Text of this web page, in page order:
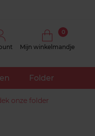
Mijn winkelmandje
0
Folder
onze folder